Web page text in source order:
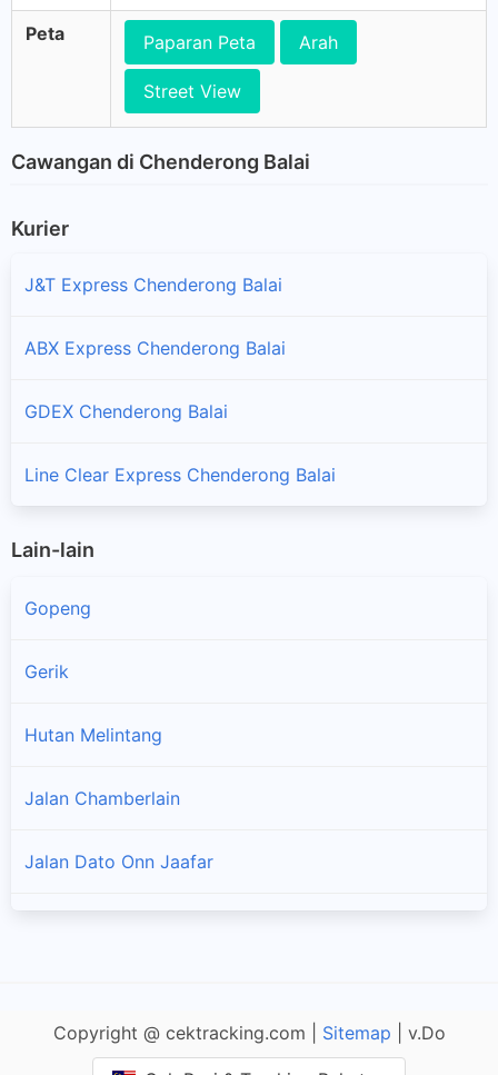
Peta Paparan Peta Arah
Street View
Cawangan di Chenderong Balai
Kurier
J&T Express Chenderong Balai
ABX Express Chenderong Balai
GDEX Chenderong Balai
Line Clear Express Chenderong Balai
Lain-lain
Gopeng
Gerik
Hutan Melintang
Jalan Chamberlain
Jalan Dato Onn Jaafar
Kampung Kepayang
Copyright @ cektracking.com | Sitemap | v.Do